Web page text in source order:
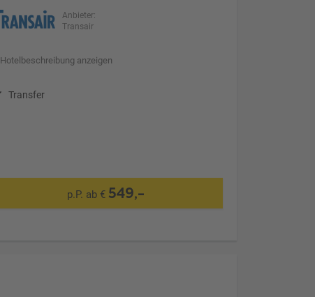
Anbieter:
Transair
Hotelbeschreibung anzeigen
Transfer
p.P. ab € 549,-